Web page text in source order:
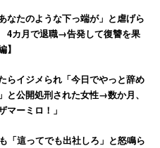
なたのような下っ端が」と虐げら
4カ月で退職→告発して復讐を果
】
らイジメられ「今日でやっと辞め
と公開処刑された女性→数か月、
マーミロ！」
「這ってでも出社しろ」と怒鳴ら